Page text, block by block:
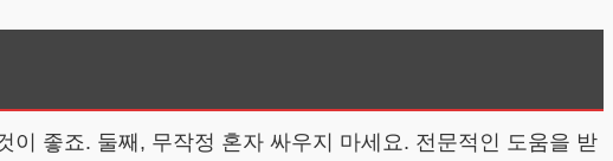
좋죠. 둘째, 무작정 혼자 싸우지 마세요. 전문적인 도움을 받